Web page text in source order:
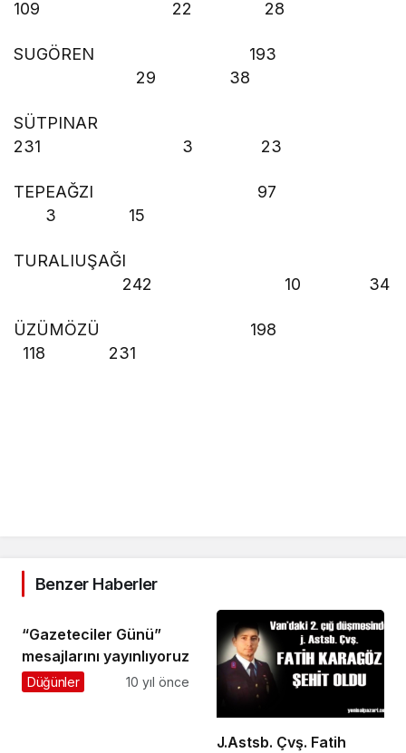
109 22 28
SUGÖREN 193
29 38
SÜTPINAR
231 3 23
TEPEAĞZI 97
3 15
TURALIUŞAĞI
242 10 34
ÜZÜMÖZÜ 198
118 231
Benzer Haberler
“Gazeteciler Günü”
mesajlarını yayınlıyoruz
Düğünler 10 yıl önce
J.Astsb. Çvş. Fatih